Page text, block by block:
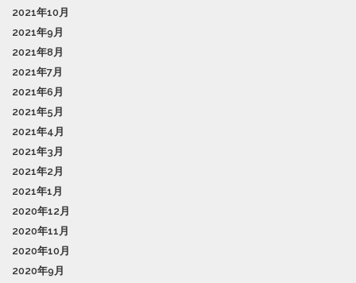
2021年10月
2021年9月
2021年8月
2021年7月
2021年6月
2021年5月
2021年4月
2021年3月
2021年2月
2021年1月
2020年12月
2020年11月
2020年10月
2020年9月